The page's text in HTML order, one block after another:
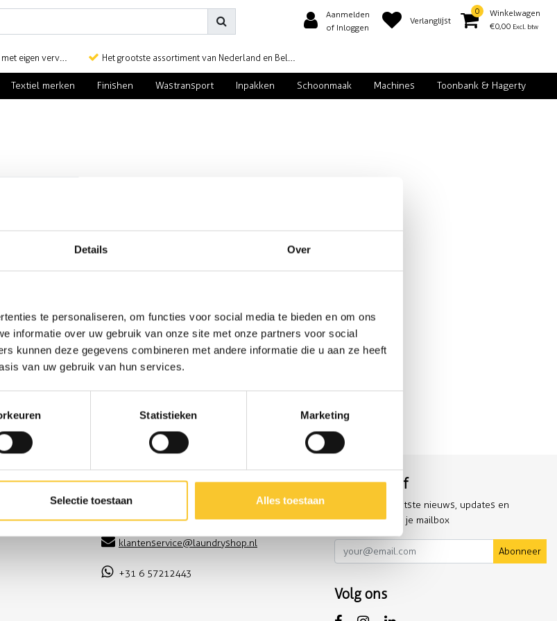
Details Over
te personaliseren, om functies voor social media te bieden en om ons
informatie over uw gebruik van onze site met onze partners voor social
kunnen deze gegevens combineren met andere informatie die u aan ze heeft
van uw gebruik van hun services.
Statistieken Marketing
Selectie toestaan Alles toestaan
Aanmelden
of Inloggen
Verlanglijst
0
Winkelwagen
€0,00 Excl. btw
eigen vervoer Het grootste assortiment van Nederland en België
Textiel merken Finishen Wastransport Inpakken Schoonmaak Machines Toonbank & Hagerty
met eigen vervoer Het grootste assortiment van Nederland en België
Contact
klantenservice@laundryshop.nl
+31 6 57212443
Nieuwsbrief
Ontvang het laatste nieuws, updates en
aanbiedingen in je mailbox
Abonneer
Volg ons